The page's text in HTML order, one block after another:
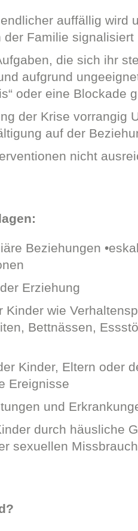
auffällig wird
der Familie
die sich ihr
aufgrund
oder eine Blockade
der Krise vorrangig
auf der
nicht
Beziehungen
Erziehung
Kinder wie
Bettnässen,
Kinder, Eltern oder
Ereignisse
und
durch häusliche
sexuellen Missbrauch